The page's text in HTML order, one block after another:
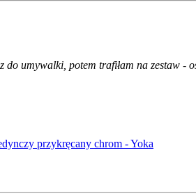
umywalki, potem trafiłam na zestaw -
przykręcany chrom - Yoka